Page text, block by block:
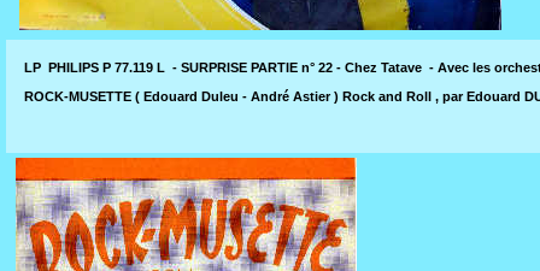
LP PHILIPS P 77.119 L - SURPRISE PARTIE n° 22 - Chez Tatave - Avec les
ROCK-MUSETTE ( Edouard Duleu - André Astier ) Rock and Roll , par Edouard